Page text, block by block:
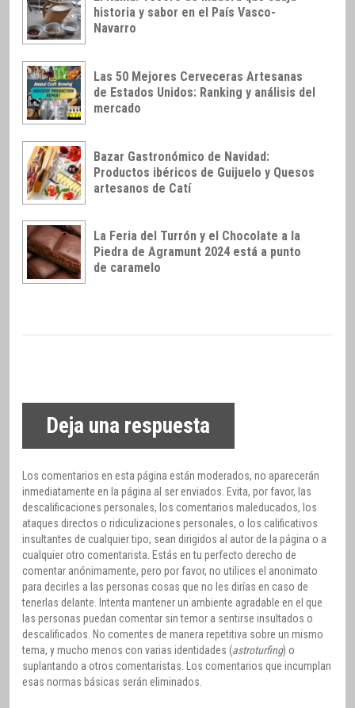
historia y sabor en el País Vasco-
Navarro
Las 50 Mejores Cerveceras Artesanas
de Estados Unidos: Ranking y análisis del
mercado
Bazar Gastronómico de Navidad:
Productos ibéricos de Guijuelo y Quesos
artesanos de Catí
La Feria del Turrón y el Chocolate a la
Piedra de Agramunt 2024 está a punto
de caramelo
Deja una respuesta
Los comentarios en esta página están moderados, no aparecerán
inmediatamente en la página al ser enviados. Evita, por favor, las
descalificaciones personales, los comentarios maleducados, los
ataques directos o ridiculizaciones personales, o los calificativos
insultantes de cualquier tipo, sean dirigidos al autor de la página o a
cualquier otro comentarista. Estás en tu perfecto derecho de
comentar anónimamente, pero por favor, no utilices el anonimato
para decirles a las personas cosas que no les dirías en caso de
tenerlas delante. Intenta mantener un ambiente agradable en el que
las personas puedan comentar sin temor a sentirse insultados o
descalificados. No comentes de manera repetitiva sobre un mismo
tema, y mucho menos con varias identidades (astroturfing) o
suplantando a otros comentaristas. Los comentarios que incumplan
esas normas básicas serán eliminados.